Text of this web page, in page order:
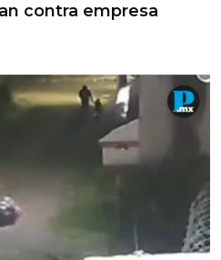
contra empresa